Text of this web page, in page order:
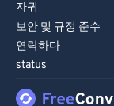
자귀
보안 및 규정 준수
연락하다
status